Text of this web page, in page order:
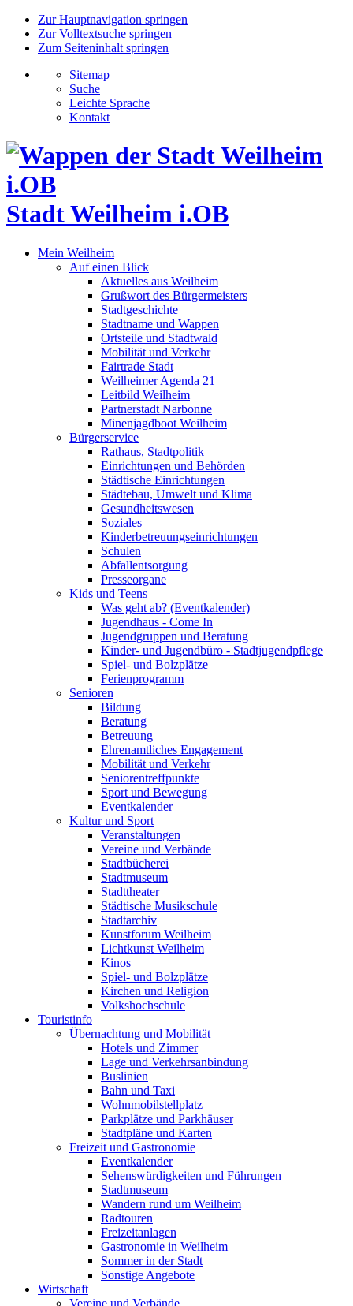
Zur Hauptnavigation springen
Zur Volltextsuche springen
Zum Seiteninhalt springen
Sitemap
Suche
Leichte Sprache
Kontakt
Stadt Weilheim i.OB
Mein Weilheim
Auf einen Blick
Aktuelles aus Weilheim
Grußwort des Bürgermeisters
Stadtgeschichte
Stadtname und Wappen
Ortsteile und Stadtwald
Mobilität und Verkehr
Fairtrade Stadt
Weilheimer Agenda 21
Leitbild Weilheim
Partnerstadt Narbonne
Minenjagdboot Weilheim
Bürgerservice
Rathaus, Stadtpolitik
Einrichtungen und Behörden
Städtische Einrichtungen
Städtebau, Umwelt und Klima
Gesundheitswesen
Soziales
Kinderbetreuungseinrichtungen
Schulen
Abfallentsorgung
Presseorgane
Kids und Teens
Was geht ab? (Eventkalender)
Jugendhaus - Come In
Jugendgruppen und Beratung
Kinder- und Jugendbüro - Stadtjugendpflege
Spiel- und Bolzplätze
Ferienprogramm
Senioren
Bildung
Beratung
Betreuung
Ehrenamtliches Engagement
Mobilität und Verkehr
Seniorentreffpunkte
Sport und Bewegung
Eventkalender
Kultur und Sport
Veranstaltungen
Vereine und Verbände
Stadtbücherei
Stadtmuseum
Stadttheater
Städtische Musikschule
Stadtarchiv
Kunstforum Weilheim
Lichtkunst Weilheim
Kinos
Spiel- und Bolzplätze
Kirchen und Religion
Volkshochschule
Touristinfo
Übernachtung und Mobilität
Hotels und Zimmer
Lage und Verkehrsanbindung
Buslinien
Bahn und Taxi
Wohnmobilstellplatz
Parkplätze und Parkhäuser
Stadtpläne und Karten
Freizeit und Gastronomie
Eventkalender
Sehenswürdigkeiten und Führungen
Stadtmuseum
Wandern rund um Weilheim
Radtouren
Freizeitanlagen
Gastronomie in Weilheim
Sommer in der Stadt
Sonstige Angebote
Wirtschaft
Vereine und Verbände